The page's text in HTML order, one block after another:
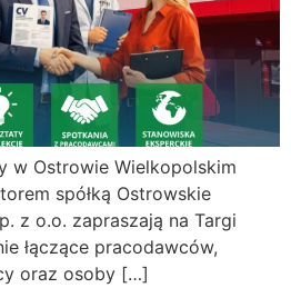
w Ostrowie Wielkopolskim
spółką Ostrowskie
z o.o. zapraszają na Targi
łączące pracodawców,
oraz osoby […]